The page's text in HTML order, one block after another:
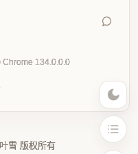
Chrome 134.0.0.0
雪 版权所有